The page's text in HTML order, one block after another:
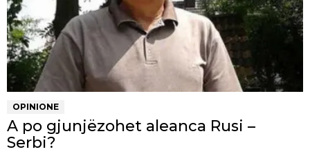
OPINIONE
A po gjunjëzohet aleanca Rusi –
Serbi?